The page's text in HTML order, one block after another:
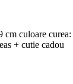
culoare
+ cutie cadou